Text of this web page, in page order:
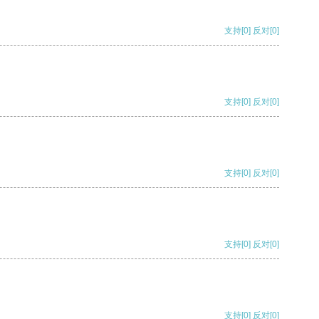
支持[0] 反对[0]
支持[0] 反对[0]
支持[0] 反对[0]
支持[0] 反对[0]
支持[0] 反对[0]